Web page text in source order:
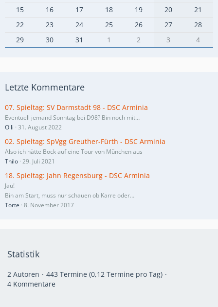
15
16 17 18 19 20
21
22
23 24 25 26 27
28
29
30 31 1 2 3 4
Letzte Kommentare
07. Spieltag: SV Darmstadt 98 - DSC Arminia
Eventuell jemand Sonntag bei D98? Bin noch mit…
Olli 31. August 2022
02. Spieltag: SpVgg Greuther-Fürth - DSC Arminia
Also ich hätte Bock auf eine Tour von München aus
Thilo 29. Juli 2021
18. Spieltag: Jahn Regensburg - DSC Arminia
Jau!
Bin am Start, muss nur schauen ob Karre oder…
Torte 8. November 2017
Statistik
2 Autoren
443 Termine (0,12 Termine pro Tag)
4 Kommentare